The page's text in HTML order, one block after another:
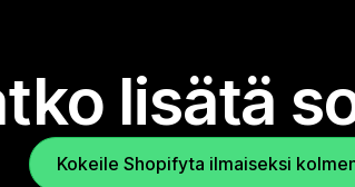
lisätä
Kokeile Shopifyta ilmaiseksi